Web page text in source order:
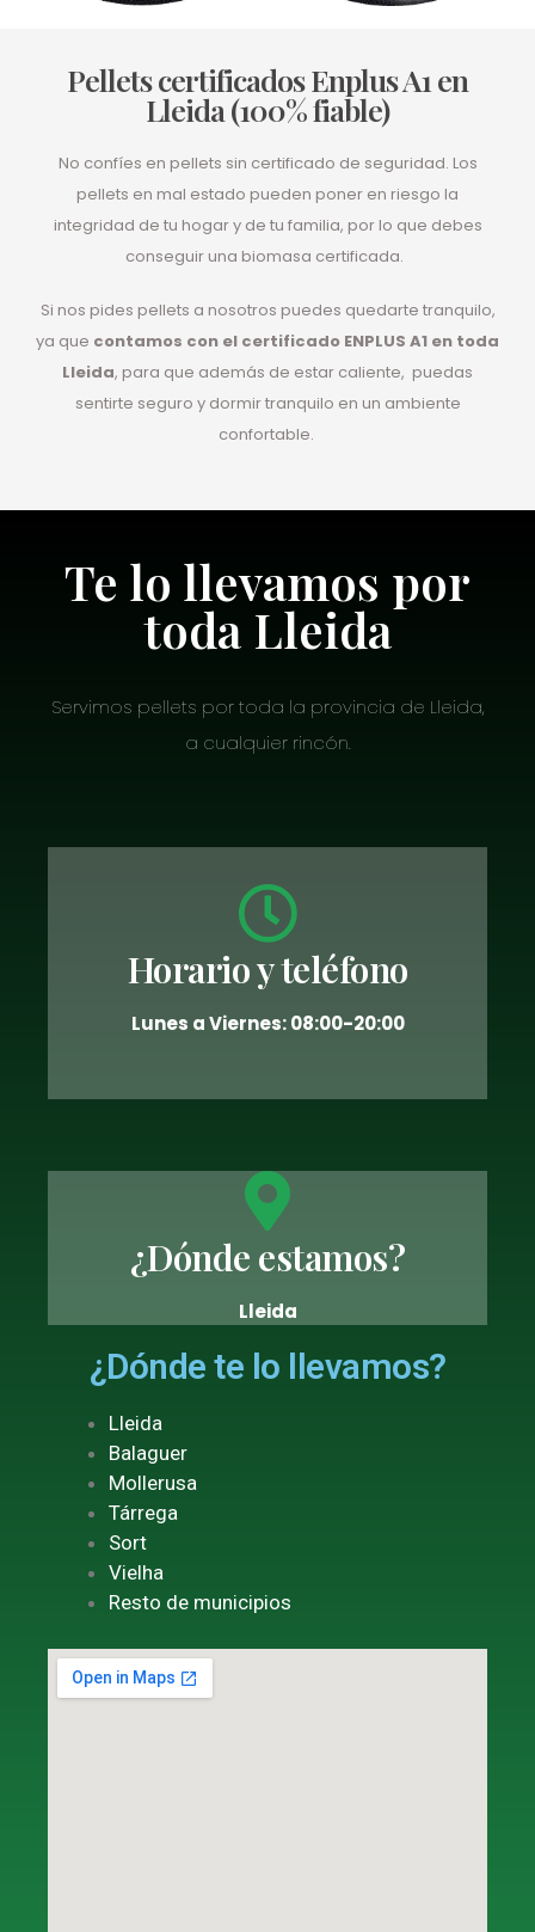
Pellets certificados Enplus A1 en
Lleida (100% fiable)
No confíes en pellets sin certificado de seguridad. Los
pellets en mal estado pueden poner en riesgo la
integridad de tu hogar y de tu familia, por lo que debes
conseguir una biomasa certificada.
Si nos pides pellets a nosotros puedes quedarte tranquilo,
ya que contamos con el certificado ENPLUS A1 en toda
Lleida, para que además de estar caliente, puedas
sentirte seguro y dormir tranquilo en un ambiente
confortable.
Te lo llevamos por
toda Lleida
Servimos pellets por toda la provincia de Lleida,
a cualquier rincón.
Horario y teléfono
Lunes a Viernes: 08:00-20:00
¿Dónde estamos?
Lleida
¿Dónde te lo llevamos?
Lleida
Balaguer
Mollerusa
Tárrega
Sort
Vielha
Resto de municipios